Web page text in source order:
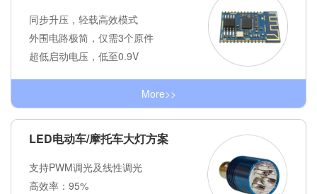
同步升压，轻载高效模式
外围电路极简，仅需3个原件
超低启动电压，低至0.9V
More>>
LED电动车/摩托车大灯方案
支持PWM调光及线性调光
高效率：95%